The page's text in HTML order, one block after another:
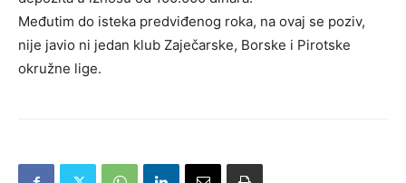
Međutim do isteka predviđenog roka, na ovaj se poziv,
nije javio ni jedan klub Zaječarske, Borske i Pirotske
okružne lige.